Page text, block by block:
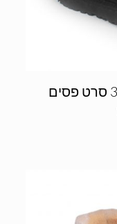
מגפי האגג דגם 3280 סרט פסים UGG